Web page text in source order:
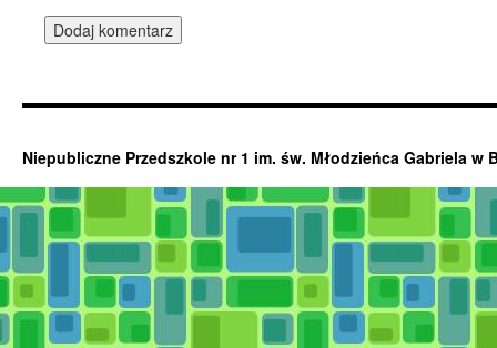
Niepubliczne Przedszkole nr 1 im. św. Młodzieńca Gabriela w